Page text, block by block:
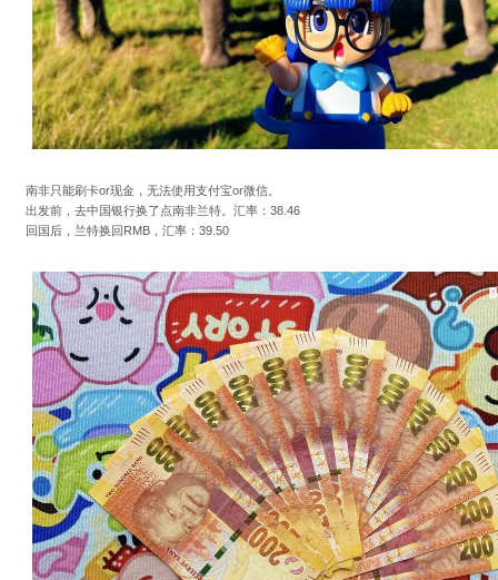
南非只能刷卡or现金，无法使用支付宝or微信。
出发前，去中国银行换了点南非兰特。汇率：38.46
回国后，兰特换回RMB，汇率：39.50